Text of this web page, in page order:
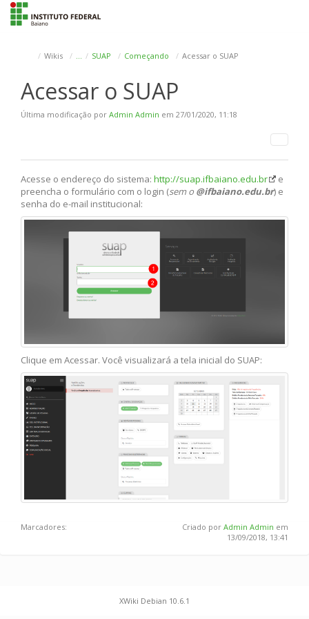
Wikis … SUAP Começando Acessar o SUAP
Acessar o SUAP
Última modificação por Admin Admin em 27/01/2020, 11:18
Acesse o endereço do sistema: http://suap.ifbaiano.edu.br
e
preencha o formulário com o login (sem o @ifbaiano.edu.br) e
senha do e-mail institucional:
Clique em Acessar. Você visualizará a tela inicial do SUAP:
Marcadores: Criado por Admin Admin em
13/09/2018, 13:41
XWiki Debian 10.6.1